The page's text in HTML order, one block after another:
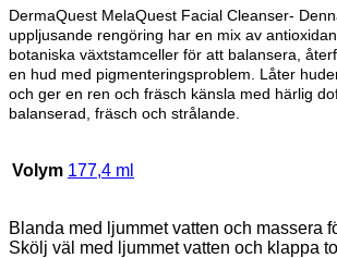
DermaQuest MelaQuest Facial Cleanser-
uppljusande rengöring har en mix av
botaniska växtstamceller för att balansera,
en hud med pigmenteringsproblem. Låter
och ger en ren och fräsch känsla med härlig
balanserad, fräsch och strålande.
Volym 177,4 ml
Blanda med ljummet vatten och massera
Skölj väl med ljummet vatten och klappa